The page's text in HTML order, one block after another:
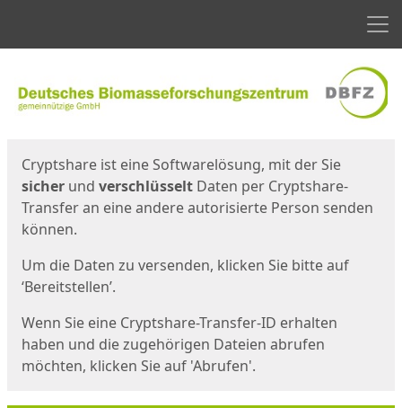
Cryptshare ist eine Softwarelösung, mit der Sie
sicher und verschlüsselt Daten per Cryptshare-
Transfer an eine andere autorisierte Person senden
können.
Um die Daten zu versenden, klicken Sie bitte auf
‘Bereitstellen’.
Wenn Sie eine Cryptshare-Transfer-ID erhalten
haben und die zugehörigen Dateien abrufen
möchten, klicken Sie auf 'Abrufen'.